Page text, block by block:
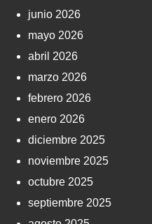
junio 2026
mayo 2026
abril 2026
marzo 2026
febrero 2026
enero 2026
diciembre 2025
noviembre 2025
octubre 2025
septiembre 2025